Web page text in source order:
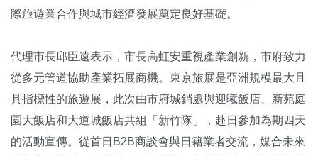
際旅遊業合作與城市經濟發展奠定良好基礎。
代理市長邱臣遠表示，市長高虹安重視產業創新，市府致力
從多元管道協助產業拓展商機。東京旅展是亞洲規模最大且
具指標性的旅遊展，此次由市府城銷處與迎曦飯店、新苑庭
園大飯店和大道城飯店共組「新竹隊」，赴日參加為期四天
的活動宣傳。從首日B2B商談會與日籍業者交流，媒合未來